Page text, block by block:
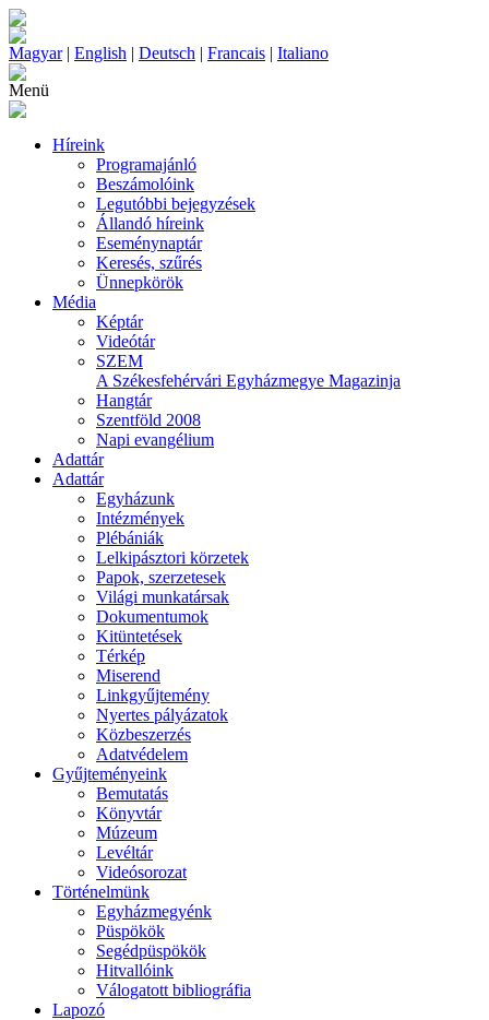
Magyar| English | Deutsch | Francais | Italiano
Menü
Híreink
Programajánló
Beszámolóink
Legutóbbi bejegyzések
Állandó híreink
Eseménynaptár
Keresés, szűrés
Ünnepkörök
Média
Képtár
Videótár
SZEM
A Székesfehérvári Egyházmegye Magazinja
Hangtár
Szentföld 2008
Napi evangélium
Adattár
Adattár
Egyházunk
Intézmények
Plébániák
Lelkipásztori körzetek
Papok, szerzetesek
Világi munkatársak
Dokumentumok
Kitüntetések
Térkép
Miserend
Linkgyűjtemény
Nyertes pályázatok
Közbeszerzés
Adatvédelem
Gyűjteményeink
Bemutatás
Könyvtár
Múzeum
Levéltár
Videósorozat
Történelmünk
Egyházmegyénk
Püspökök
Segédpüspökök
Hitvallóink
Válogatott bibliográfia
Lapozó